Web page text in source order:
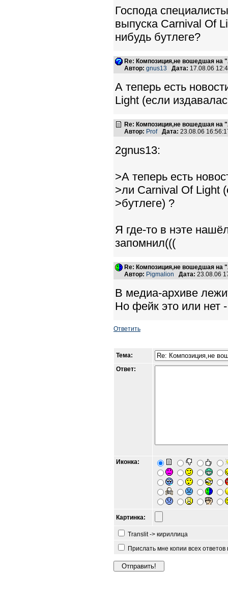
Господа
выпуска Carnival Of
нибудь бутлеге?
Re: Композиция,не вошедшая на
Автор: gnus13 Дата: 17.08.06
А теперь есть
Light (если
Re: Композиция,не вошедшая на
Автор: Prof Дата: 23.08.06
2gnus13:
>А теперь есть
>ли Carnival Of Light
>бутлеге) ?
Я где-то в нэте
запомнил(((
Re: Композиция,не вошедшая на
Автор: Pigmalion Дата: 23.08.06
В медиа-архиве
Но фейк это или нет
Ответить
Тема:
Ответ:
Иконка:
Картинка:
Translit -> кириллица
Прислать мне копии всех